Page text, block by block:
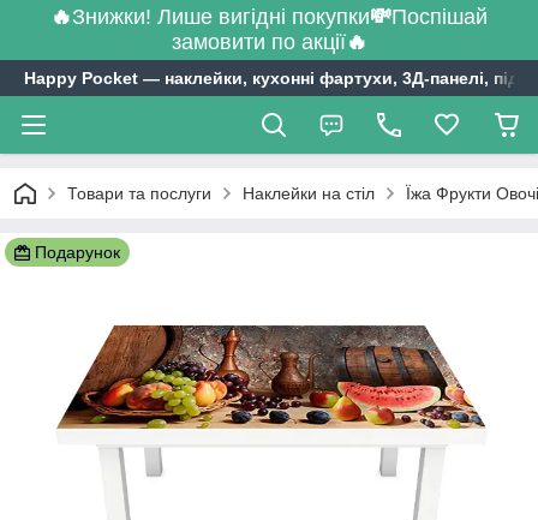
🔥Знижки! Лише вигідні покупки💸Поспішай
замовити по акції🔥
Happy Pocket ― наклейки, кухонні фартухи, 3Д-панелі,
Товари та послуги Наклейки на стіл Їжа Фрукти
Подарунок